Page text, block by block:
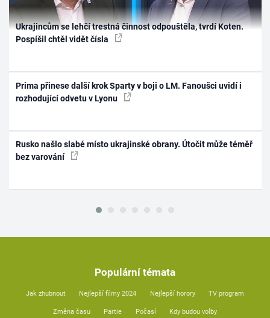
Ukrajincům se lehčí trestná činnost odpouštěla, tvrdí Koten.
Pospíšil chtěl vidět čísla
Prima přinese další krok Sparty v boji o LM. Fanoušci uvidí i
rozhodující odvetu v Lyonu
Rusko našlo slabé místo ukrajinské obrany. Útočit může téměř
bez varování
Populární témata
Jak zhubnout Nejlepší filmy 2024 Nejlepší horory TV program
Změna času Partie Počasí Kdy budou volby